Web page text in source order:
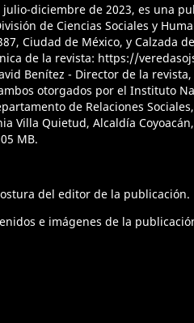
julio-diciembre de 2023, es una
de Ciencias Sociales y
Ciudad de México, y Calzada
de la revista: https://
Benítez - Director de la
otorgados por el Instituto
de Relaciones
Villa Quietud, Alcaldía
MB.
del editor de la publicación.
e imágenes de la